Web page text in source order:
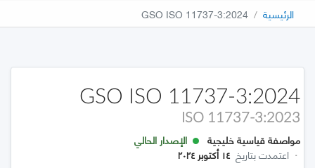
الرئيسية GSO ISO 11737-3:2024
GSO ISO 11737-3:2024
ISO 11737-3:2023
مواصفة قياسية خليجية
الإصدار الحالي
· اعتمدت بتاريخ ١٤ أكتوبر ٢٠٢٤